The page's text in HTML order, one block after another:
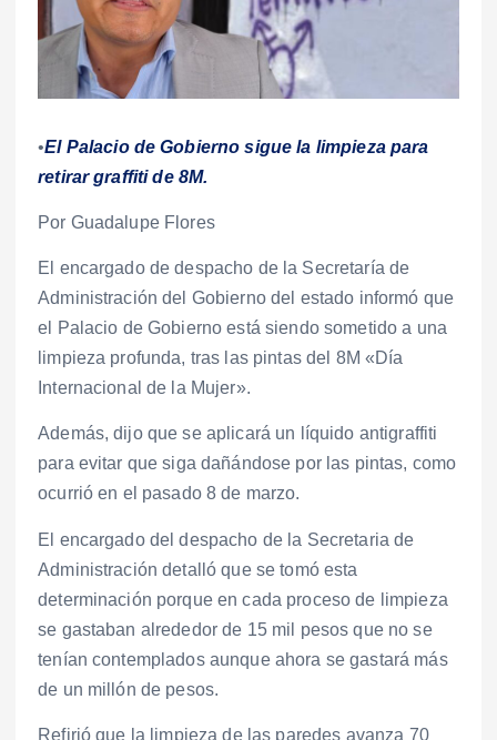
•El Palacio de Gobierno sigue la limpieza para
retirar graffiti de 8M.
Por Guadalupe Flores
El encargado de despacho de la Secretaría de
Administración del Gobierno del estado informó que
el Palacio de Gobierno está siendo sometido a una
limpieza profunda, tras las pintas del 8M «Día
Internacional de la Mujer».
Además, dijo que se aplicará un líquido antigraffiti
para evitar que siga dañándose por las pintas, como
ocurrió en el pasado 8 de marzo.
El encargado del despacho de la Secretaria de
Administración detalló que se tomó esta
determinación porque en cada proceso de limpieza
se gastaban alrededor de 15 mil pesos que no se
tenían contemplados aunque ahora se gastará más
de un millón de pesos.
Refirió que la limpieza de las paredes avanza 70